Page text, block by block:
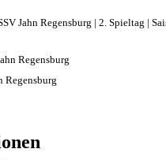
Jahn Regensburg | 2. Spieltag |
Regensburg